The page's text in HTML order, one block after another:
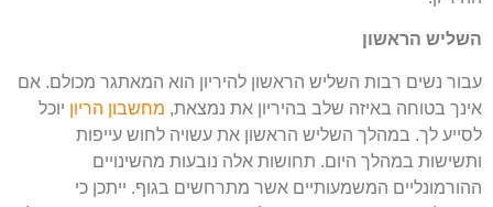
השליש הראשון
עבור נשים רבות השליש הראשון להיריון הוא המאתגר מכולם. אם
אינך בטוחה באיזה שלב בהיריון את נמצאת, מחשבון הריון יוכל
לסייע לך. במהלך השליש הראשון את עשויה לחוש עייפות
ותשישות במהלך היום. תחושות אלה נובעות מהשינויים
ההורמונליים המשמעותיים אשר מתרחשים בגוף. ייתכן כי